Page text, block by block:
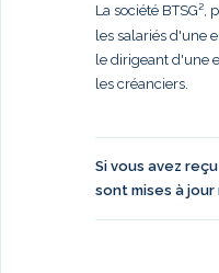
La société
les salariés d'une
le dirigeant d'une
les créanciers.
Si vous avez
sont mises à